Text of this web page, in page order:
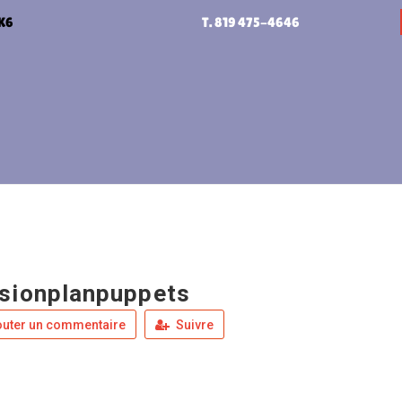
T. 819 475-4646
un commentaire Suivre